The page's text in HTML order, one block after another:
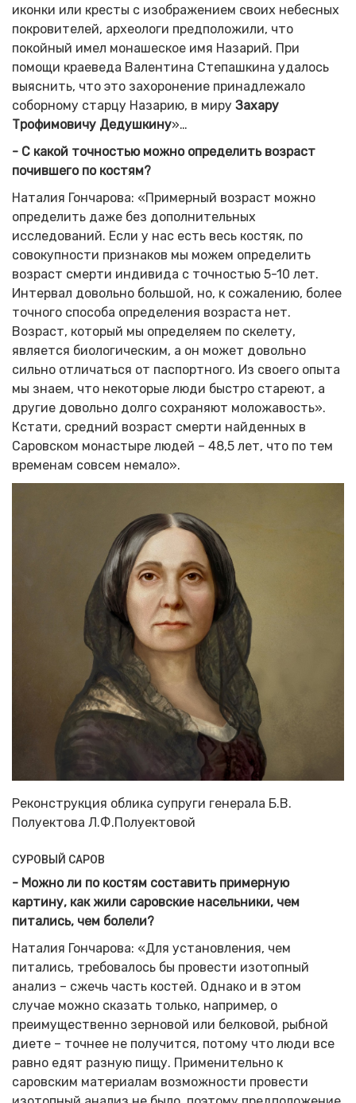
иконки или кресты с изображением своих небесных
покровителей, археологи предположили, что
покойный имел монашеское имя Назарий. При
помощи краеведа Валентина Степашкина удалось
выяснить, что это захоронение принадлежало
соборному старцу Назарию, в миру Захару
Трофимовичу Дедушкину»…
- С какой точностью можно определить возраст
почившего по костям?
Наталия Гончарова: «Примерный возраст можно
определить даже без дополнительных
исследований. Если у нас есть весь костяк, по
совокупности признаков мы можем определить
возраст смерти индивида с точностью 5-10 лет.
Интервал довольно большой, но, к сожалению, более
точного способа определения возраста нет.
Возраст, который мы определяем по скелету,
является биологическим, а он может довольно
сильно отличаться от паспортного. Из своего опыта
мы знаем, что некоторые люди быстро стареют, а
другие довольно долго сохраняют моложавость».
Кстати, средний возраст смерти найденных в
Саровском монастыре людей – 48,5 лет, что по тем
временам совсем немало».
Реконструкция облика супруги генерала Б.В.
Полуектова Л.Ф.Полуектовой
СУРОВЫЙ САРОВ
- Можно ли по костям составить примерную
картину, как жили саровские насельники, чем
питались, чем болели?
Наталия Гончарова: «Для установления, чем
питались, требовалось бы провести изотопный
анализ – сжечь часть костей. Однако и в этом
случае можно сказать только, например, о
преимущественно зерновой или белковой, рыбной
диете – точнее не получится, потому что люди все
равно едят разную пищу. Применительно к
саровским материалам возможности провести